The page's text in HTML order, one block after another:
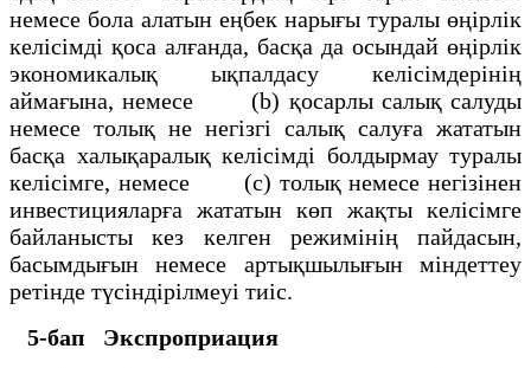
немесе бола алатын еңбек нарығы туралы өңірлік
келісімді қоса алғанда, басқа да осындай өңірлік
экономикалық ықпалдасу келісімдерінің
аймағына, немесе (b) қосарлы салық салуды
немесе толық не негізгі салық салуға жататын
басқа халықаралық келісімді болдырмау туралы
келісімге, немесе (с) толық немесе негізінен
инвестицияларға жататын көп жақты келісімге
байланысты кез келген режимінің пайдасын,
басымдығын немесе артықшылығын міндеттеу
ретінде түсіндірілмеуі тиіс.
5-бап
Экспроприация